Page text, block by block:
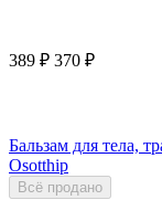
389 ₽ 370 ₽
Бальзам для тела,
Osotthip
Всё продано